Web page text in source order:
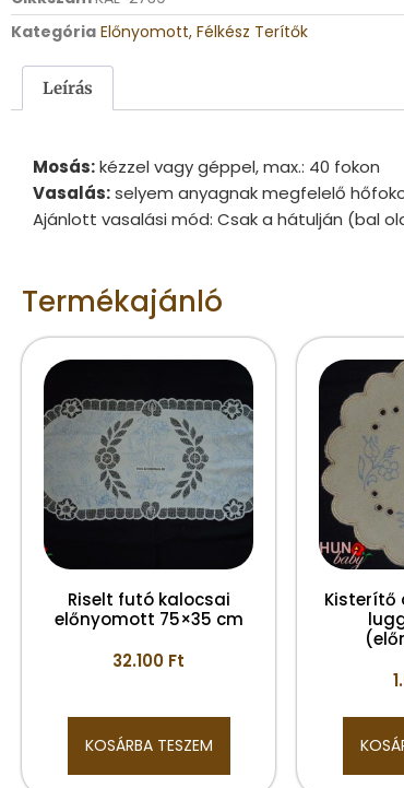
Kategória Előnyomott, Félkész Terítők
Leírás
Mosás:kézzel vagy géppel, max.: 40 fokon
Vasalás:selyem anyagnak megfelelő
Ajánlott vasalási mód: Csak a hátulján (bal
Termékajánló
Riselt futó kalocsai
előnyomott 75×35 cm
32.100 Ft
KOSÁRBA TESZEM
Kisterítő